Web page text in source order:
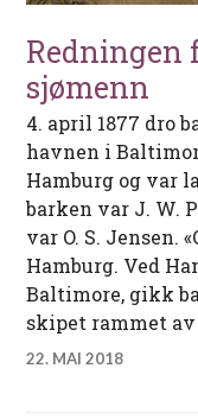
Redningen
sjømenn
4. april 1877 dro
havnen i
Hamburg og var
barken var J. W.
var O. S.
Hamburg. Ved
Baltimore, gikk
skipet rammet av
22. MAI 2018